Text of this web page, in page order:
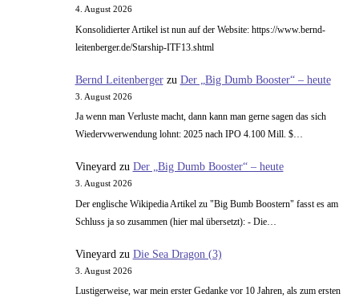
4. August 2026
Konsolidierter Artikel ist nun auf der Website: https://www.bernd-
leitenberger.de/Starship-ITF13.shtml
Bernd Leitenbergerzu Der „Big Dumb Booster“ – heute
3. August 2026
Ja wenn man Verluste macht, dann kann man gerne sagen das sich
Wiedervwerwendung lohnt: 2025 nach IPO 4.100 Mill. $…
Vineyardzu Der „Big Dumb Booster“ – heute
3. August 2026
Der englische Wikipedia Artikel zu "Big Bumb Boostern" fasst es am
Schluss ja so zusammen (hier mal übersetzt): - Die…
Vineyard zu Die Sea Dragon (3)
3. August 2026
Lustigerweise, war mein erster Gedanke vor 10 Jahren, als zum ersten